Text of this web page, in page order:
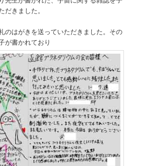
きました。
のはがきを送っていただきました。その
が書かれており